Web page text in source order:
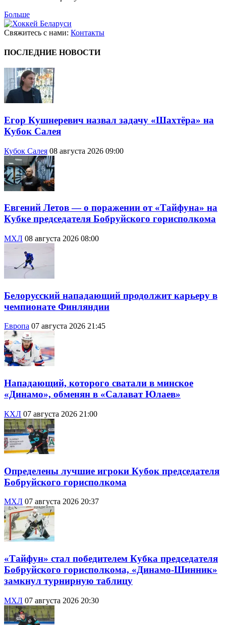
Больше
Свяжитесь с нами: Контакты
ПОСЛЕДНИЕ НОВОСТИ
Егор Кушнеревич назвал задачу «Шахтёра» на
Кубок Салея
Кубок Салея 08 августа 2026 09:00
Евгений Летов — о поражении от «Тайфуна» на
Кубке председателя Бобруйского горисполкома
МХЛ 08 августа 2026 08:00
Белорусский нападающий продолжит карьеру в
чемпионате Финляндии
Европа 07 августа 2026 21:45
Нападающий, которого сватали в минское
«Динамо», обменян в «Салават Юлаев»
КХЛ 07 августа 2026 21:00
Определены лучшие игроки Кубок председателя
Бобруйского горисполкома
МХЛ 07 августа 2026 20:37
«Тайфун» стал победителем Кубка председателя
Бобруйского горисполкома, «Динамо-Шинник»
замкнул турнирную таблицу
МХЛ 07 августа 2026 20:30